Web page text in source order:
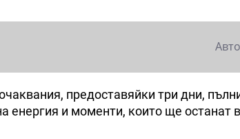
предоставяйки три дни,
енергия и моменти, които ще останат